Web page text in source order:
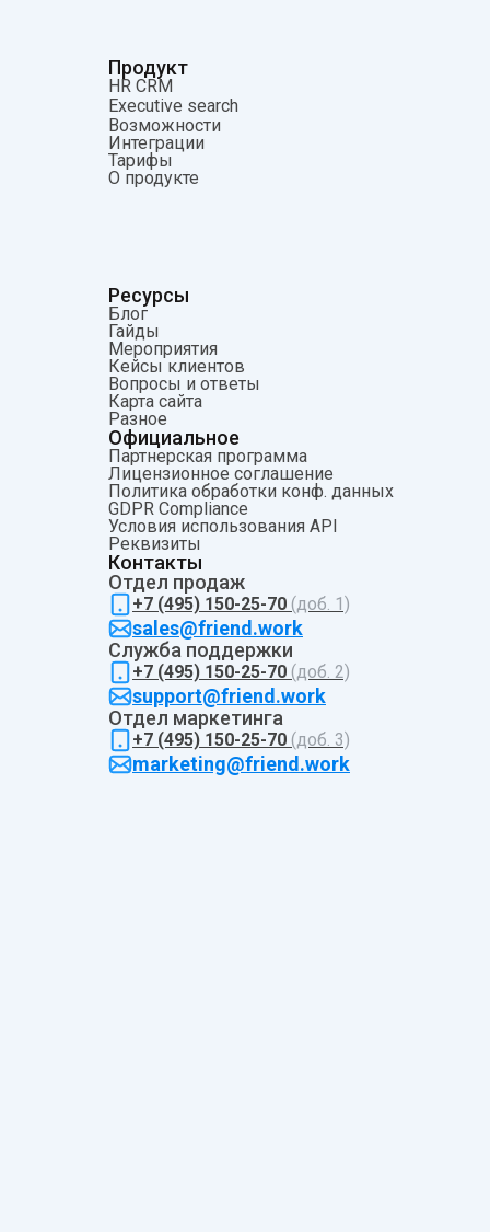
Продукт
HR CRM
Executive search
Возможности
Интеграции
Тарифы
О продукте
Ресурсы
Блог
Гайды
Мероприятия
Кейсы клиентов
Вопросы и ответы
Карта сайта
Разное
Официальное
Партнерская программа
Лицензионное соглашение
Политика обработки конф. данных
GDPR Compliance
Условия использования API
Pеквизиты
Контакты
Отдел продаж
+7 (495) 150-25-70 (доб. 1)
sales@friend.work
Служба поддержки
+7 (495) 150-25-70 (доб. 2)
support@friend.work
Отдел маркетинга
+7 (495) 150-25-70 (доб. 3)
marketing@friend.work